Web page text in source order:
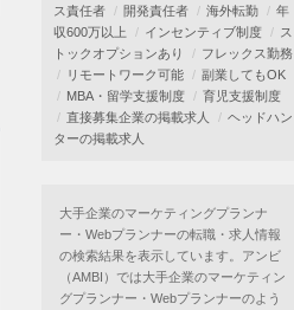
ス責任者
開発責任者 海外転勤
年
収600万以上
インセンティブ制度
ス
トックオプションあり
フレックス勤務
リモートワーク可能
副業してもOK
MBA・留学支援制度
育児支援制度
直接募集企業の掲載求人
ヘッドハン
ターの掲載求人
大手企業のマーケティングプランナ
ー・Webプランナーの転職・求人情報
の検索結果を表示しています。アンビ
（AMBI）では大手企業のマーケティン
グプランナー・Webプランナーのよう